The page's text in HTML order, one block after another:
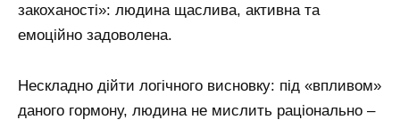
закоханості»: людина щаслива, активна та
емоційно задоволена.
Нескладно дійти логічного висновку: під «впливом»
даного гормону, людина не мислить раціонально –